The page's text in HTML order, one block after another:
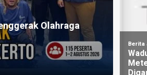
III DPRD Kota
Sosial
1